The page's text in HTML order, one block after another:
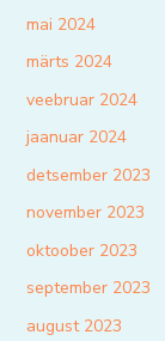
mai 2024
märts 2024
veebruar 2024
jaanuar 2024
detsember 2023
november 2023
oktoober 2023
september 2023
august 2023